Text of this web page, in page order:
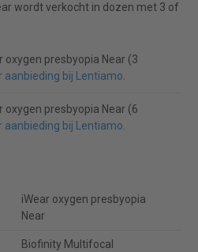
wordt verkocht in dozen met 3 of
oxygen presbyopia Near (3
aanbieding bij Lentiamo.
oxygen presbyopia Near (6
aanbieding bij Lentiamo.
iWear oxygen presbyopia
Near
Biofinity Multifocal